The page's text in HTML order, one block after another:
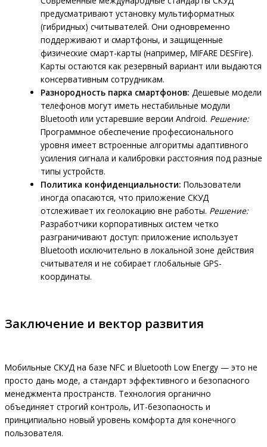
предусматривают установку мультиформатных
(гибридных) считывателей. Они одновременно
поддерживают и смартфоны, и защищенные
физические смарт-карты (например, MIFARE DESFire).
Карты остаются как резервный вариант или выдаются
консервативным сотрудникам.
Разнородность парка смартфонов: Дешевые модели
телефонов могут иметь нестабильные модули
Bluetooth или устаревшие версии Android. Решение:
Программное обеспечение профессионального
уровня имеет встроенные алгоритмы адаптивного
усиления сигнала и калибровки расстояния под разные
типы устройств.
Политика конфиденциальности: Пользователи
иногда опасаются, что приложение СКУД
отслеживает их геолокацию вне работы. Решение:
Разработчики корпоративных систем четко
разграничивают доступ: приложение использует
Bluetooth исключительно в локальной зоне действия
считывателя и не собирает глобальные GPS-
координаты.
Заключение и вектор развития
Мобильные СКУД на базе NFC и Bluetooth Low Energy — это не
просто дань моде, а стандарт эффективного и безопасного
менеджмента пространств. Технология органично
объединяет строгий контроль, ИТ-безопасность и
принципиально новый уровень комфорта для конечного
пользователя.